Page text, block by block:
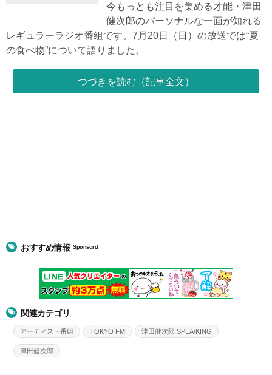
今もっとも注目を集める才能・津田
健次郎のパーソナルな一面が知れる
レギュラーラジオ番組です。7月20日（日）の放送では“夏
の食べ物”について語りました。
つづきを読む（記事全文）
おすすめ情報Sponsord
関連カテゴリ
アーティスト番組 TOKYO FM 津田健次郎 SPEA/KING
津田健次郎